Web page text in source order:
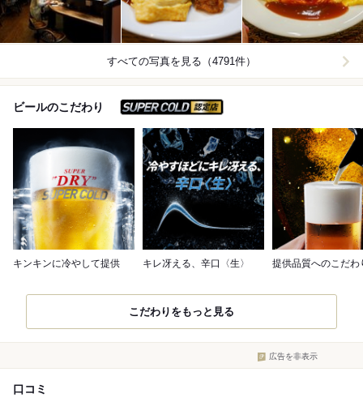
すべての写真を見る（4791件）
ビールのこだわり
キンキンに冷やして提供 キレ冴える、辛口〈生〉 提供品質へのこだわ
こだわりをもっと見る
広告を非表示
口コミ